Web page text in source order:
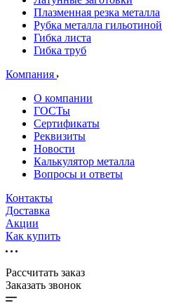
Плазменная резка металла
Рубка металла гильотиной
Гибка листа
Гибка труб
Компания
О компании
ГОСТы
Сертификаты
Реквизиты
Новости
Калькулятор металла
Вопросы и ответы
Контакты
Доставка
Акции
Как купить
Рассчитать заказ
Заказать звонок